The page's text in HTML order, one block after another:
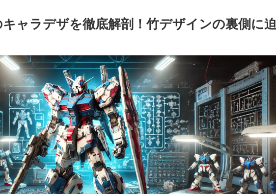
キャラデザを徹底解剖！竹デザインの裏側に迫